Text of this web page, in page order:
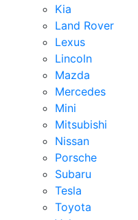
Kia
Land Rover
Lexus
Lincoln
Mazda
Mercedes
Mini
Mitsubishi
Nissan
Porsche
Subaru
Tesla
Toyota